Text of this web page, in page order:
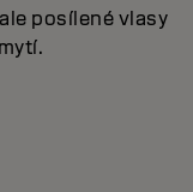
posílené vlasy